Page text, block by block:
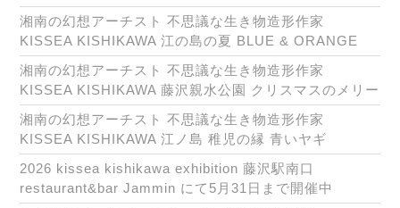
湘南の幻想アーチスト 不思議な生き物造形作家
KISSEA KISHIKAWA 江の島の夏 BLUE & ORANGE
湘南の幻想アーチスト 不思議な生き物造形作家
KISSEA KISHIKAWA 藤沢親水公園 クリスマスのメリー
湘南の幻想アーチスト 不思議な生き物造形作家
KISSEA KISHIKAWA 江ノ島 稚児の縁 青いヤギ
2026 kissea kishikawa exhibition 藤沢駅南口
restaurant&bar Jammin にて5月31日まで開催中